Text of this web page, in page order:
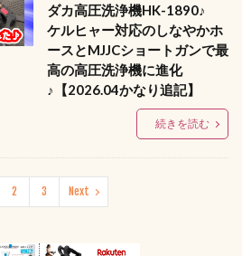
ダカ高圧洗浄機HK-1890♪
ケルヒャー対応のしなやかホ
ースとMJJCショートガンで最
高の高圧洗浄機に進化
♪【2026.04かなり追記】
続きを読む
2 3 Next